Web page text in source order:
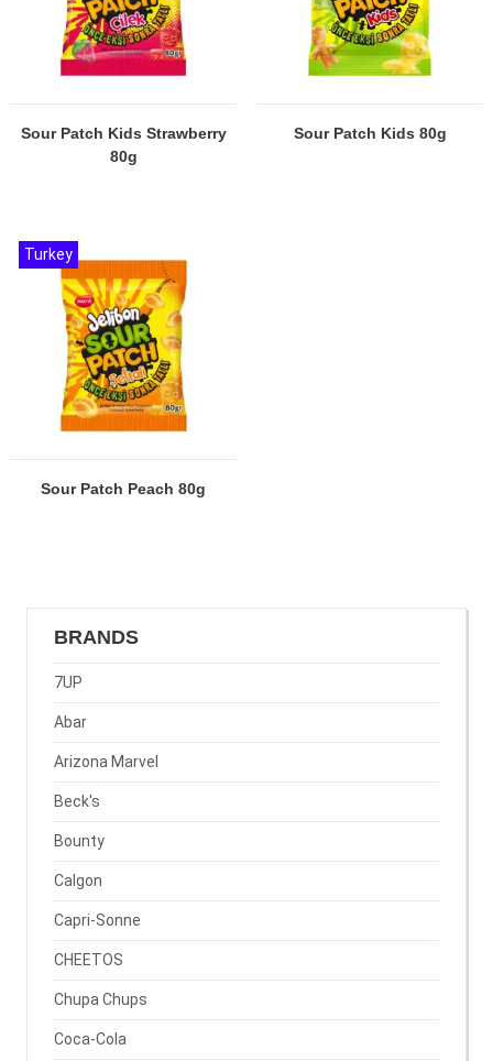
BRANDS
7UP
Abar
Arizona Marvel
Beck's
Bounty
Calgon
Capri-Sonne
CHEETOS
Chupa Chups
Coca-Cola
Sour Patch Kids Strawberry
80g
Sour Patch Kids 80g
Sour Patch Peach 80g
Turkey